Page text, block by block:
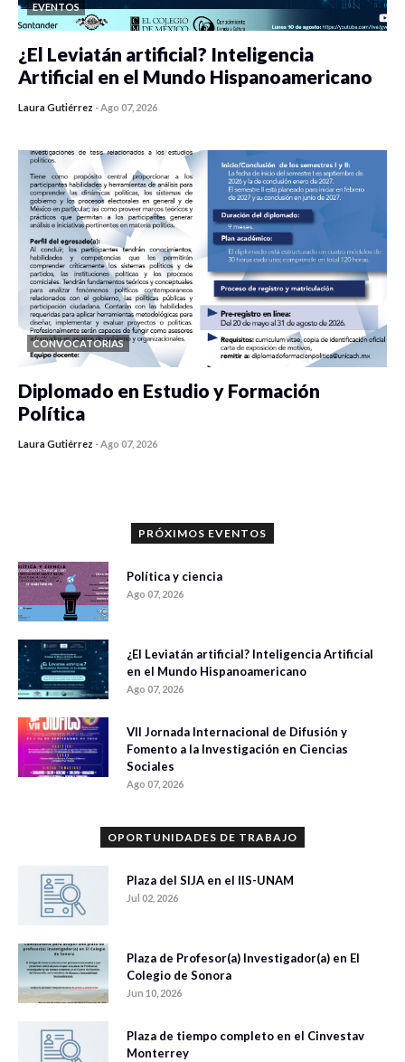
EVENTOS
¿El Leviatán artificial? Inteligencia
Artificial en el Mundo Hispanoamericano
Laura Gutiérrez -Ago 07, 2026
CONVOCATORIAS
Diplomado en Estudio y Formación
Política
Laura Gutiérrez -Ago 07, 2026
PRÓXIMOS EVENTOS
Política y ciencia
Ago 07, 2026
¿El Leviatán artificial? Inteligencia Artificial
en el Mundo Hispanoamericano
Ago 07, 2026
VII Jornada Internacional de Difusión y
Fomento a la Investigación en Ciencias
Sociales
Ago 07, 2026
OPORTUNIDADES DE TRABAJO
Plaza del SIJA en el IIS-UNAM
Jul 02, 2026
Plaza de Profesor(a) Investigador(a) en El
Colegio de Sonora
Jun 10, 2026
Plaza de tiempo completo en el Cinvestav
Monterrey